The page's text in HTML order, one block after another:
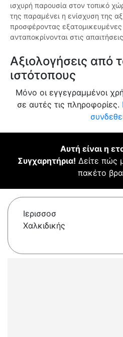
ισχυρή παρουσία στον τοπικό
της παραμένει η ενίσχυση της
προσφέροντας εξατομικευμένες
ανταποκρίνονται στις
Αξιολογήσεις από
ιστότοπους
Μόνο οι εγγεγραμμένοι
σε αυτές τις πληροφορίες.
Αυτή είναι η
Συγχαρητήρια! Δείτε πώς
πακέτο
Ιερισσοσ
Χαλκιδικής